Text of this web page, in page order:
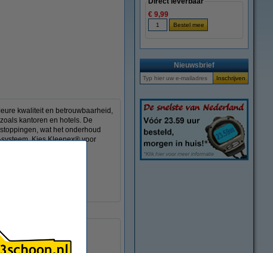
vergroten
kwaliteit en betrouwbaarheid,
kantoren en hotels. De
wat het onderhoud
Kies Kleenex® voor
€ 9,99
Nieuwsbrief